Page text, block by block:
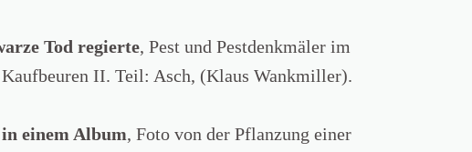
Tod regierte, Pest und Pestdenkmäler im
II. Teil: Asch, (Klaus Wankmiller).
einem Album, Foto von der Pflanzung einer